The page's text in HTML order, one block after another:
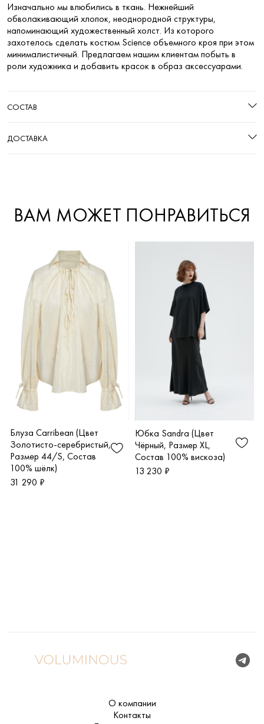
Изначально мы влюбились в ткань. Нежнейший
обволакивающий хлопок, неоднородной структуры,
напоминающий художественный холст. Из которого
захотелось сделать костюм Science объемного кроя при этом
минималистичный. Предлагаем нашим клиентам побыть в
роли художника и добавить красок в образ аксессуарами.
СОСТАВ
ДОСТАВКА
ВАМ МОЖЕТ ПОНРАВИТЬСЯ
Блуза Carribean (Цвет
Золотисто-серебристый,
Размер 44/S, Состав
100% шёлк)
31 290 ₽
Юбка Sandra (Цвет
Чёрный, Размер XL,
Состав 100% вискоза)
13 230 ₽
О компании
Контакты